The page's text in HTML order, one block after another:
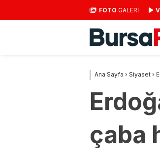
FOTO GALERİ
Ana Sayfa › Siyaset ›
çaba